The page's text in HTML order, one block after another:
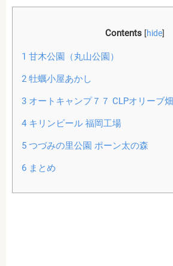
Contents [hide]
1 甘木公園（丸山公園）
2牡蠣小屋あかし
3オートキャンプ７７ CLPオリーブ畑
4キリンビール 福岡工場
5つづみの里公園 ポーン太の森
6まとめ